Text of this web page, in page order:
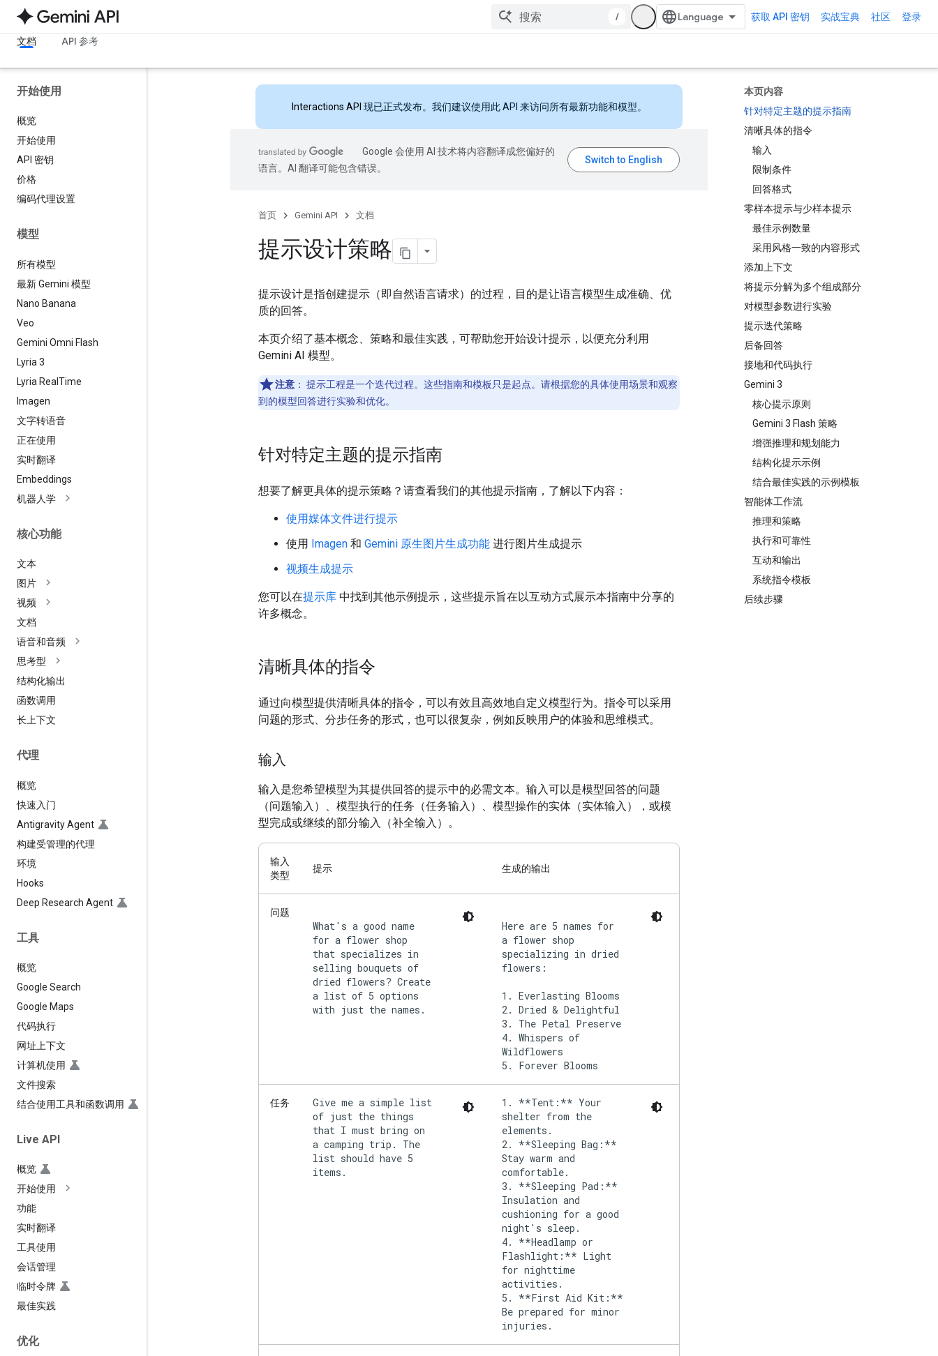
/ 获取 API 密钥 实战宝典 社区 登录
文档 API 参考
开始使用
概览
开始使用
API 密钥
价格
编码代理设置
模型
所有模型
最新 Gemini 模型
Nano Banana
Veo
Gemini Omni Flash
Lyria 3
Lyria Real Time
Imagen
文字转语音
正在使用
实时翻译
Embeddings
机器人学
核心功能
文本
图片
视频
文档
语音和音频
思考型
结构化输出
函数调用
长上下文
代理
概览
快速入门
Antigravity Agent
构建受管理的代理
环境
Hooks
Deep Research Agent
工具
概览
Google Search
Google Maps
代码执行
网址上下文
计算机使用
文件搜索
结合使用工具和函数调用
Live API
概览
开始使用
功能
实时翻译
工具使用
会话管理
临时令牌
最佳实践
优化
本页内容
针对特定主题的提示指南
清晰具体的指令
输入
限制条件
回答格式
零样本提示与少样本提示
最佳示例数量
采用风格一致的内容形式
添加上下文
将提示分解为多个组成部分
对模型参数进行实验
提示迭代策略
后备回答
接地和代码执行
Gemini 3
核心提示原则
Gemini 3 Flash 策略
增强推理和规划能力
结构化提示示例
结合最佳实践的示例模板
智能体工作流
推理和策略
执行和可靠性
互动和输出
系统指令模板
后续步骤
Interactions API 现已正式发布。我们建议使用此 API 来访问所有最新功能和模型。
Google 会使用 AI 技术将内容翻译成您偏好的
语言。AI 翻译可能包含错误。
首页 Gemini API 文档
提示设计策略
提示设计是指创建提示（即自然语言请求）的过程，目的是让语言模型生成准确、优
质的回答。
本页介绍了基本概念、策略和最佳实践，可帮助您开始设计提示，以便充分利用
Gemini AI 模型。
注意 ： 提示工程是一个迭代过程。这些指南和模板只是起点。请根据您的具体使用场景和观察
到的模型回答进行实验和优化。
针对特定主题的提示指南
想要了解更具体的提示策略？请查看我们的其他提示指南，了解以下内容：
使用媒体文件进行提示
使用 Imagen 和 Gemini 原生图片生成功能 进行图片生成提示
视频生成提示
您可以在提示库 中找到其他示例提示，这些提示旨在以互动方式展示本指南中分享的
许多概念。
清晰具体的指令
通过向模型提供清晰具体的指令，可以有效且高效地自定义模型行为。指令可以采用
问题的形式、分步任务的形式，也可以很复杂，例如反映用户的体验和思维模式。
输入
输入是您希望模型为其提供回答的提示中的必需文本。输入可以是模型回答的问题
（问题输入）、模型执行的任务（任务输入）、模型操作的实体（实体输入），或模
型完成或继续的部分输入（补全输入）。
输入
类型
提示 生成的输出
问题
What's a good name
for a flower shop
that specializes in
selling bouquets of
dried flowers? Create
a list of 5 options
with just the names.
Here are 5 names for
a flower shop
specializing in dried
flowers:
1. Everlasting Blooms
2. Dried & Delightful
3. The Petal Preserve
4. Whispers of
Wildflowers
任务
Give me a simple list
of just the things
that I must bring on
a camping trip. The
list should have 5
items.
1. **Tent:** Your
shelter from the
elements.
2. **Sleeping Bag:**
Stay warm and
comfortable.
3. **Sleeping Pad:**
Insulation and
cushioning for a good
night's sleep.
4. **Headlamp or
Flashlight:** Light
for nighttime
activities.
5. **First Aid Kit:**
Be prepared for minor
injuries.